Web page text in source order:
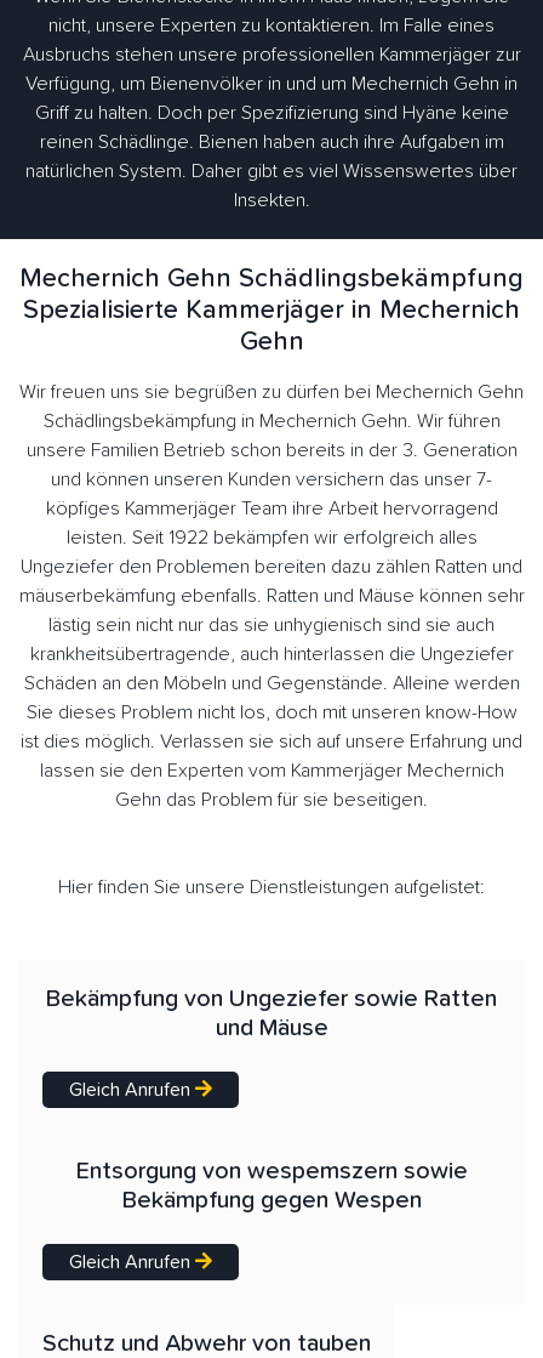
nicht, unsere Experten zu kontaktieren. Im Falle eines
Ausbruchs stehen unsere professionellen Kammerjäger zur
Verfügung, um Bienenvölker in und um Mechernich Gehn in
Griff zu halten. Doch per Spezifizierung sind Hyäne keine
reinen Schädlinge. Bienen haben auch ihre Aufgaben im
natürlichen System. Daher gibt es viel Wissenswertes über
Insekten.
Mechernich Gehn Schädlingsbekämpfung
Spezialisierte Kammerjäger in Mechernich
Gehn
Wir freuen uns sie begrüßen zu dürfen bei Mechernich Gehn
Schädlingsbekämpfung in Mechernich Gehn. Wir führen
unsere Familien Betrieb schon bereits in der 3. Generation
und können unseren Kunden versichern das unser 7-
köpfiges Kammerjäger Team ihre Arbeit hervorragend
leisten. Seit 1922 bekämpfen wir erfolgreich alles
Ungeziefer den Problemen bereiten dazu zählen Ratten und
mäuserbekämfung ebenfalls. Ratten und Mäuse können sehr
lästig sein nicht nur das sie unhygienisch sind sie auch
krankheitsübertragende, auch hinterlassen die Ungeziefer
Schäden an den Möbeln und Gegenstände. Alleine werden
Sie dieses Problem nicht los, doch mit unseren know-How
ist dies möglich. Verlassen sie sich auf unsere Erfahrung und
lassen sie den Experten vom Kammerjäger Mechernich
Gehn das Problem für sie beseitigen.
Hier finden Sie unsere Dienstleistungen aufgelistet:
Bekämpfung von Ungeziefer sowie Ratten
und Mäuse
Gleich Anrufen
Entsorgung von wespemszern sowie
Bekämpfung gegen Wespen
Gleich Anrufen
Schutz und Abwehr von tauben